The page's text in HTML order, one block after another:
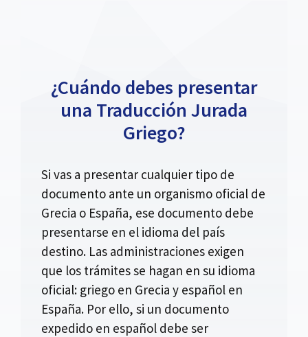
¿Cuándo debes presentar
una Traducción Jurada
Griego?
Si vas a presentar cualquier tipo de
documento ante un organismo oficial de
Grecia o España, ese documento debe
presentarse en el idioma del país
destino. Las administraciones exigen
que los trámites se hagan en su idioma
oficial: griego en Grecia y español en
España. Por ello, si un documento
expedido en español debe ser